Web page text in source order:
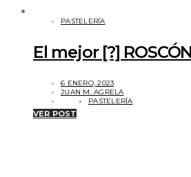
PASTELERÍA
El mejor [?]
6 ENERO, 2023
JUAN M. AGRELA
PASTELERÍA
VER POST